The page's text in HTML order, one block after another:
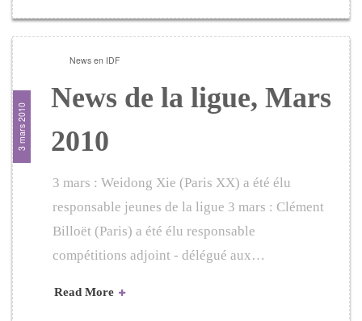
3 mars 2010
News en IDF
News de la ligue, Mars
2010
3 mars : Weidong Xie (Paris XX) a été élu
responsable jeunes de la ligue 3 mars : Clément
Billoët (Paris) a été élu responsable
compétitions adjoint - délégué aux…
Read More